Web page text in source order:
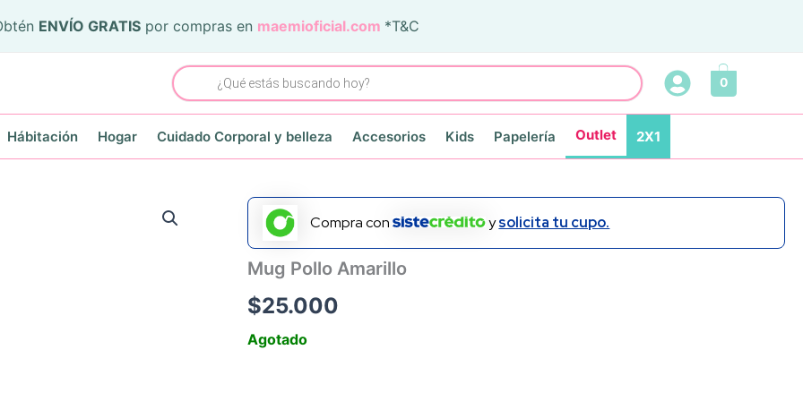
ENVÍO GRATIS por compras en maemioficial.com *T&C
Búsqueda
de
productos
0
Hábitación Hogar Cuidado Corporal y belleza Accesorios Kids Papelería Outlet 2X1
Compra con ysolicita tu cupo.
Mug Pollo Amarillo
$25.000
Agotado